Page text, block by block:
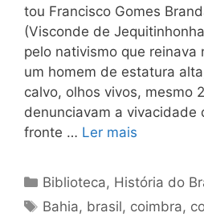
tou Francisco Gomes
(Visconde de
pelo nativismo que reinava
um homem de estatura
calvo, olhos vivos, mesmo
denunciavam a vivacidade
fronte … Ler mais
Categorias
Biblioteca, História do
Tags
Bahia, brasil, coimbra,